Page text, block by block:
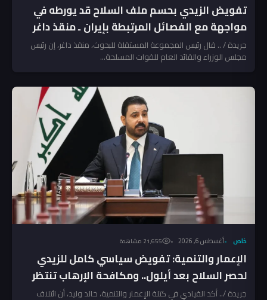
تفويض الزيدي بحسم ملف السلاح قد يورطه في
مواجهة مع الفصائل المرتبطة بإيران ـ منقذ داغر
جريدة / .. قال رئيس المجموعة المستقلة للبحوث، منقذ داغر، إن رئيس
مجلس الوزراء والقائد العام للقوات المسلحة...
خاص أغسطس 6, 2026 21٬655 مشاهدة
الإعمار والتنمية: تفويض سياسي كامل للزيدي
لحصر السلاح بعد أيلول.. ومكافحة الإرهاب تنتظر
المخالفين!
جريدة /.. أكد القيادي في كتلة الإعمار والتنمية، خالد وليد، أن ائتلاف